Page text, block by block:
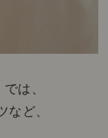
では、
など、